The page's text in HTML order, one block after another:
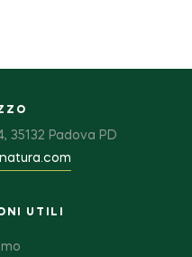
35132 Padova PD
UTILI